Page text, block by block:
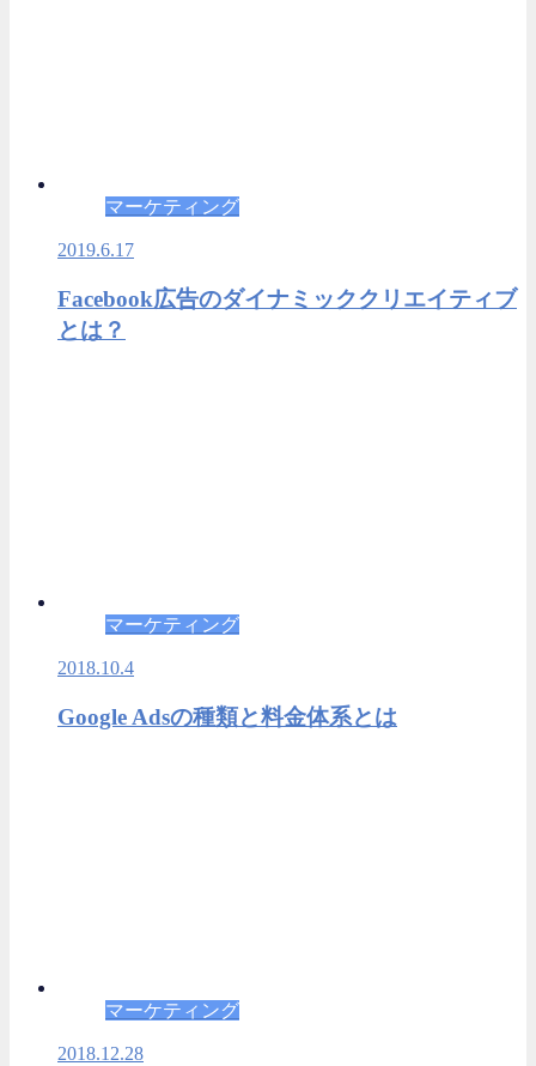
マーケティング
2019.6.17
Facebook広告のダイナミッククリエイティブ
とは？
マーケティング
2018.10.4
Google Adsの種類と料金体系とは
マーケティング
2018.12.28